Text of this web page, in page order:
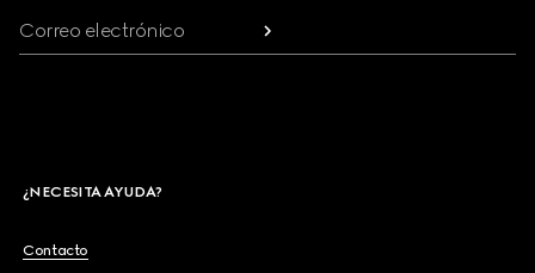
Correo electrónico
¿NECESITA AYUDA?
Contacto